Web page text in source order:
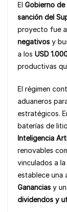
c
e
b
o
o
k
s
A
p
p
El Gobierno de
sanción del
proyecto fue
negativos y
a los USD
productivas
El régimen
aduaneros
estratégicos.
baterías de
Inteligencia
renovables
vinculados a
establece una
Ganancias y
dividendos y